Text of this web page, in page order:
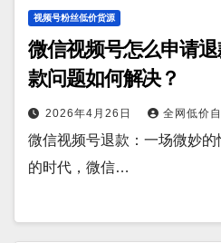
视频号粉丝低价货源
微信视频号怎么申请
款问题如何解决？
2026年4月26日 全网低价
微信视频号退款：一场微妙
的时代，微信…